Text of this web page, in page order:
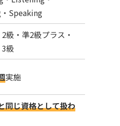
Speaking
級・準2級プラス・
級
実施
同じ資格として扱わ